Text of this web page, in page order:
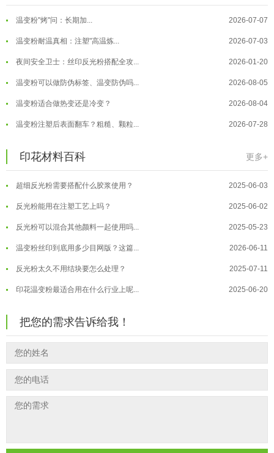
温变粉"烤"问：长期加... 2026-07-07
温变粉耐温真相：注塑"高温炼... 2026-07-03
夜间安全卫士：丝印反光粉搭配全攻... 2026-01-20
温变粉可以做防伪标签、温变防伪吗... 2026-08-05
温变粉适合做热变还是冷变？ 2026-08-04
温变粉注塑后表面翻车？粗糙、颗粒... 2026-07-28
温变粉大批量保存指南｜做对这几步... 2026-07-17
温变粉"罢工"指南：为... 2026-07-10
温变粉到底怕不怕酸碱和酒精？ 2026-07-09
温变粉"烤"问：长期加... 2026-07-07
温变粉耐温真相：注塑"高温炼... 2026-07-03
夜间安全卫士：丝印反光粉搭配全攻... 2026-01-20
印花材料百科 更多+
温变粉丝印到底用多少目网版？这篇...
反光粉太久不用结块要怎么处理？
印花温变粉最适合用在什么行业上呢...
油性反光粉怎么印花效果最好？
超细反光粉怎么印牢度才会更好？
外墙涂料中怎么添加反光粉使用？ 2025-06-05
超细反光粉需要搭配什么胶浆使用？ 2025-06-03
反光粉能用在注塑工艺上吗？ 2025-06-02
反光粉可以混合其他颜料一起使用吗... 2025-05-23
温变粉丝印到底用多少目网版？这篇... 2026-06-11
反光粉太久不用结块要怎么处理？ 2025-07-11
印花温变粉最适合用在什么行业上呢... 2025-06-20
超细反光粉怎么印牢度才会更好？
反光粉是永久有效的吗？能用多久？
外墙涂料中怎么添加反光粉使用？ 2025-06-05
超细反光粉需要搭配什么胶浆使用？ 2025-06-03
反光粉能用在注塑工艺上吗？
把您的需求告诉给我！